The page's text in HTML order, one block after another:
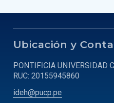
Ubicación y
PONTIFICIA UNIVERSIDAD
RUC: 20155945860
ideh@pucp.pe